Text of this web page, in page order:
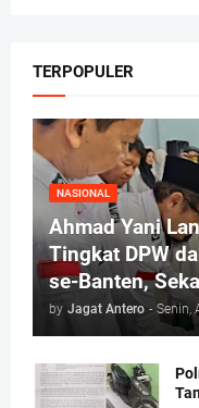
TERPOPULER
NASIONAL
Ahmad Yani
Tingkat DPW
se-Banten,
by Jagat Antero - Senin,